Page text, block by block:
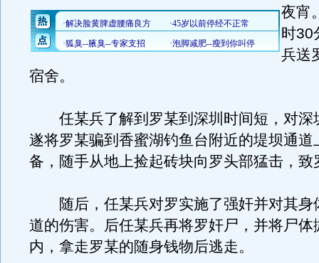
夜宵
时30
兵送
宿舍。
任某兵了解到罗某到深圳时间短，对深
遂将罗某骗到香蜜湖钓鱼台附近的堤坝通道
备，随手从地上捡起砖块向罗头部猛击，致
随后，任某兵对罗实施了强奸并对其身
道的伤害。后任某兵再将罗奸尸，并将尸体
内，拿走罗某的随身钱物后逃走。